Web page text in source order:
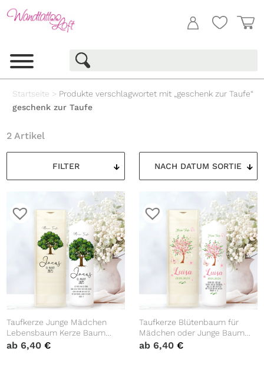
Startseite > Produkte verschlagwortet mit „geschenk zur Taufe“
geschenk zur Taufe
FILTER
2 Artikel
Taufkerze Junge Mädchen
Lebensbaum Kerze Baum
Eiche bedruckt mit Namen,
ab 6,40€
Taufkerze Blütenbaum für
Mädchen oder Junge Baum
mit Blüten Taufspruch
ab 6,40 €